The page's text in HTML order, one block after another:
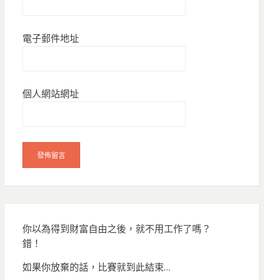
電子郵件地址
個人網站網址
你以為得到財富自由之後，就不用工作了嗎？
錯！
如果你放棄的話，比賽就到此結束…